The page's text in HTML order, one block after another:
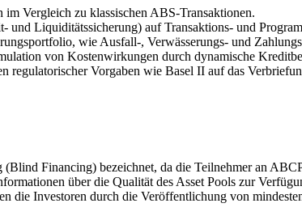
Vergleich zu klassischen ABS-Transaktionen.
Liquiditätssicherung) auf Transaktions- und
wie Ausfall-, Verwässerungs- und
von Kostenwirkungen durch dynamische
Vorgaben wie Basel II auf das
Financing) bezeichnet, da die Teilnehmer an
über die Qualität des Asset Pools zur
die Investoren durch die Veröffentlichung von